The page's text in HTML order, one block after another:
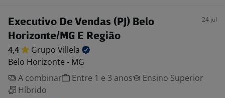
Executivo De Vendas (PJ) Belo
Horizonte/MG E Região
24 jul
4,4 Grupo Villela
Belo Horizonte - MG
A combinar
Entre 1 e 3 anos
Ensino Superior
Híbrido